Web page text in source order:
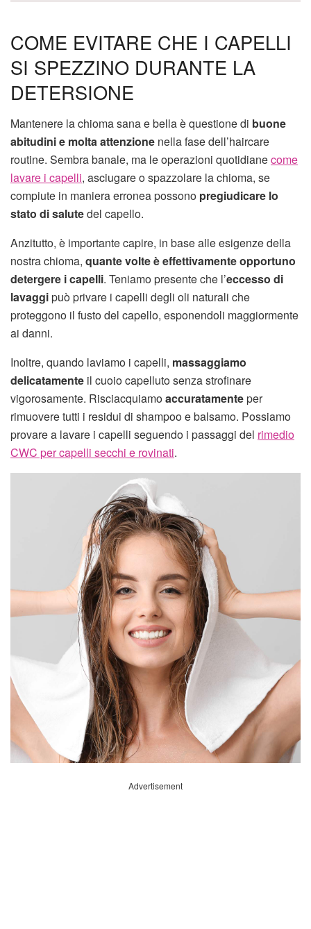
COME EVITARE CHE I CAPELLI
SI SPEZZINO DURANTE LA
DETERSIONE
Mantenere la chioma sana e bella è questione di buone
abitudini e molta attenzione nella fase dell’haircare
routine. Sembra banale, ma le operazioni quotidianecome
lavare i capelli, asciugare o spazzolare la chioma, se
compiute in maniera erronea possono pregiudicare lo
stato di salutedel capello.
Anzitutto, è importante capire, in base alle esigenze della
nostra chioma, quante volte è effettivamente opportuno
detergere i capelli. Teniamo presente che l’eccesso di
lavaggipuò privare i capelli degli oli naturali che
proteggono il fusto del capello, esponendoli maggiormente
ai danni.
Inoltre, quando laviamo i capelli, massaggiamo
delicatamente il cuoio capelluto senza strofinare
vigorosamente. Risciacquiamoaccuratamenteper
rimuovere tutti i residui di shampoo e balsamo. Possiamo
provare a lavare i capelli seguendo i passaggi del rimedio
CWC per capelli secchi e rovinati.
Advertisement